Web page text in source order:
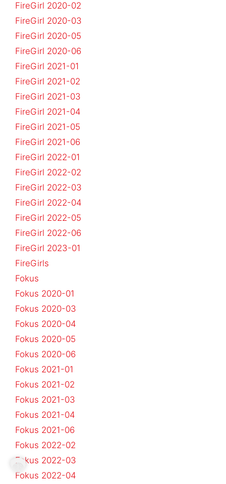
FireGirl 2020-02
FireGirl 2020-03
FireGirl 2020-05
FireGirl 2020-06
FireGirl 2021-01
FireGirl 2021-02
FireGirl 2021-03
FireGirl 2021-04
FireGirl 2021-05
FireGirl 2021-06
FireGirl 2022-01
FireGirl 2022-02
FireGirl 2022-03
FireGirl 2022-04
FireGirl 2022-05
FireGirl 2022-06
FireGirl 2023-01
FireGirls
Fokus
Fokus 2020-01
Fokus 2020-03
Fokus 2020-04
Fokus 2020-05
Fokus 2020-06
Fokus 2021-01
Fokus 2021-02
Fokus 2021-03
Fokus 2021-04
Fokus 2021-06
Fokus 2022-02
Fokus 2022-03
Fokus 2022-04